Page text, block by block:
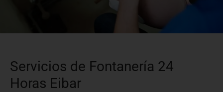
Servicios de Fontanería 24
Horas Eibar